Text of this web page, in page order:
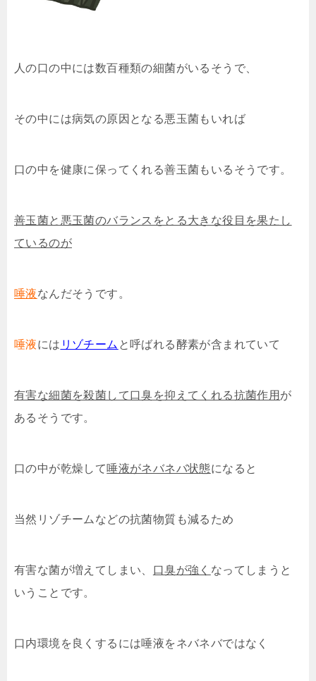
人の口の中には数百種類の細菌がいるそうで、
その中には病気の原因となる悪玉菌もいれば
口の中を健康に保ってくれる善玉菌もいるそうです。
善玉菌と悪玉菌のバランスをとる大きな役目を果たし
ているのが
唾液なんだそうです。
唾液には リゾチーム と呼ばれる酵素が含まれていて
有害な細菌を殺菌して口臭を抑えてくれる抗菌作用 が
あるそうです。
口の中が乾燥して唾液がネバネバ状態になると
当然リゾチームなどの抗菌物質も減るため
有害な菌が増えてしまい、 口臭が強く なってしまうと
いうことです。
口内環境を良くするには唾液をネバネバではなく